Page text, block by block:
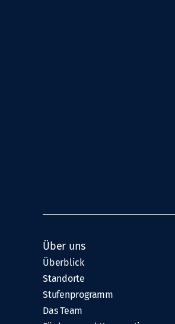
Über uns
Überblick
Standorte
Stufenprogramm
Das Team